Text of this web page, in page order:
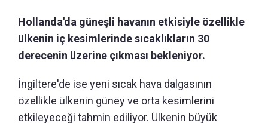
Hollanda'da güneşli havanın etkisiyle özellikle
ülkenin iç kesimlerinde sıcaklıkların 30
derecenin üzerine çıkması bekleniyor.
İngiltere'de ise yeni sıcak hava dalgasının
özellikle ülkenin güney ve orta kesimlerini
etkileyeceği tahmin ediliyor. Ülkenin büyük